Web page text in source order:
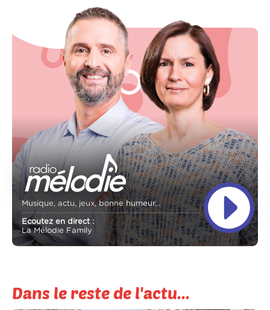
Musique, actu, jeux, bonne humeur...
Ecoutez en direct :
La Mélodie Family
Dans le reste de l'actu...